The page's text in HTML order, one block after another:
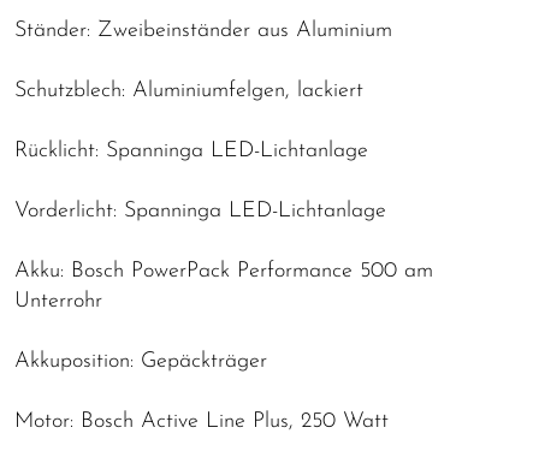
Ständer: Zweibeinständer aus Aluminium
Schutzblech: Aluminiumfelgen, lackiert
Rücklicht: Spanninga LED-Lichtanlage
Vorderlicht: Spanninga LED-Lichtanlage
Akku: Bosch PowerPack Performance 500 am
Unterrohr
Akkuposition: Gepäckträger
Motor: Bosch Active Line Plus, 250 Watt